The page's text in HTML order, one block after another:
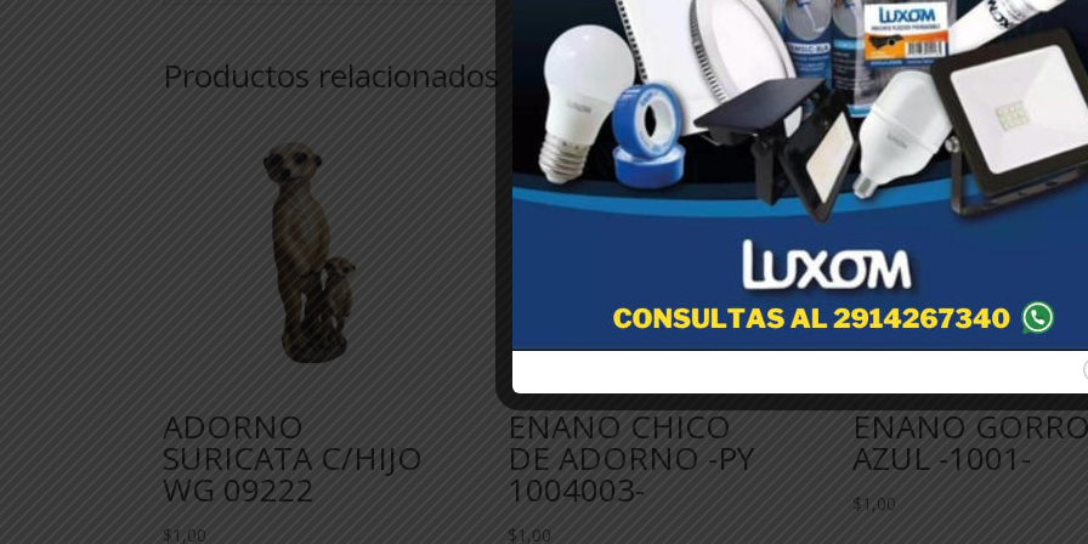
Productos relacionados
ADORNO
SURICATA C/HIJO
WG 09222
$1,00
ENANO CHICO
DE ADORNO -PY
1004003-
$1,00
ENANO
AZUL -1001-
$ 1,00